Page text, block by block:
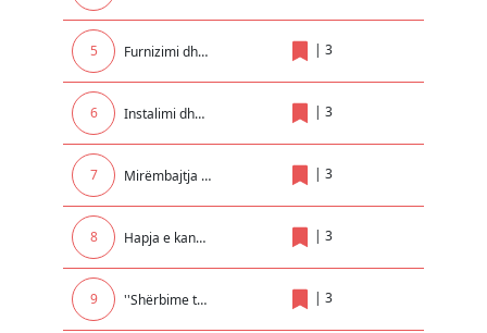
5 Furnizimi dhe vendosja e kontejnerëve nëntokësor në qytetin e Prizrenit | 3
6 Instalimi dhe mirëmbajtja e elektrikës në Institucionet Arsimore | 3
7 Mirëmbajtja dhe servisimi i sistemit te ngrohjes qendrore për GJ.TH. Mitrovicë me degët e saj në Rexhionin e Mitrovices ! | 3
8 Hapja e kanaleve per kullimin e tokave bujqesore ne fshatrat Komogllave, Pojate dhe Surqine | 3
9 ''Shërbime të ndryshme për seminare kongrese trajnime dhe udhëtime brenda dhe jashtë vendit për nevojat e UP-së '' | 3